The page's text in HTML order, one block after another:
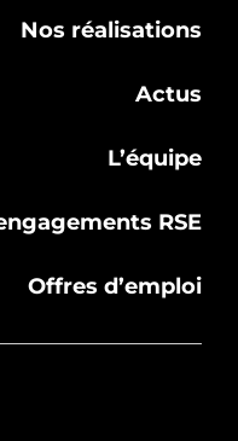
Nos réalisations
Actus
L’équipe
RSE
Offres d’emploi